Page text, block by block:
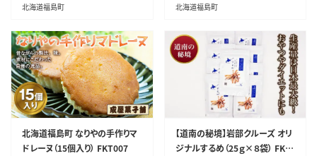
北海道福島町 北海道福島町
北海道福島町 なりやの手作りマ
ドレーヌ（15個入り） FKT007
【道南の秘境】岩部クルーズ オリ
ジナルするめ（25ｇ×８袋） FKB